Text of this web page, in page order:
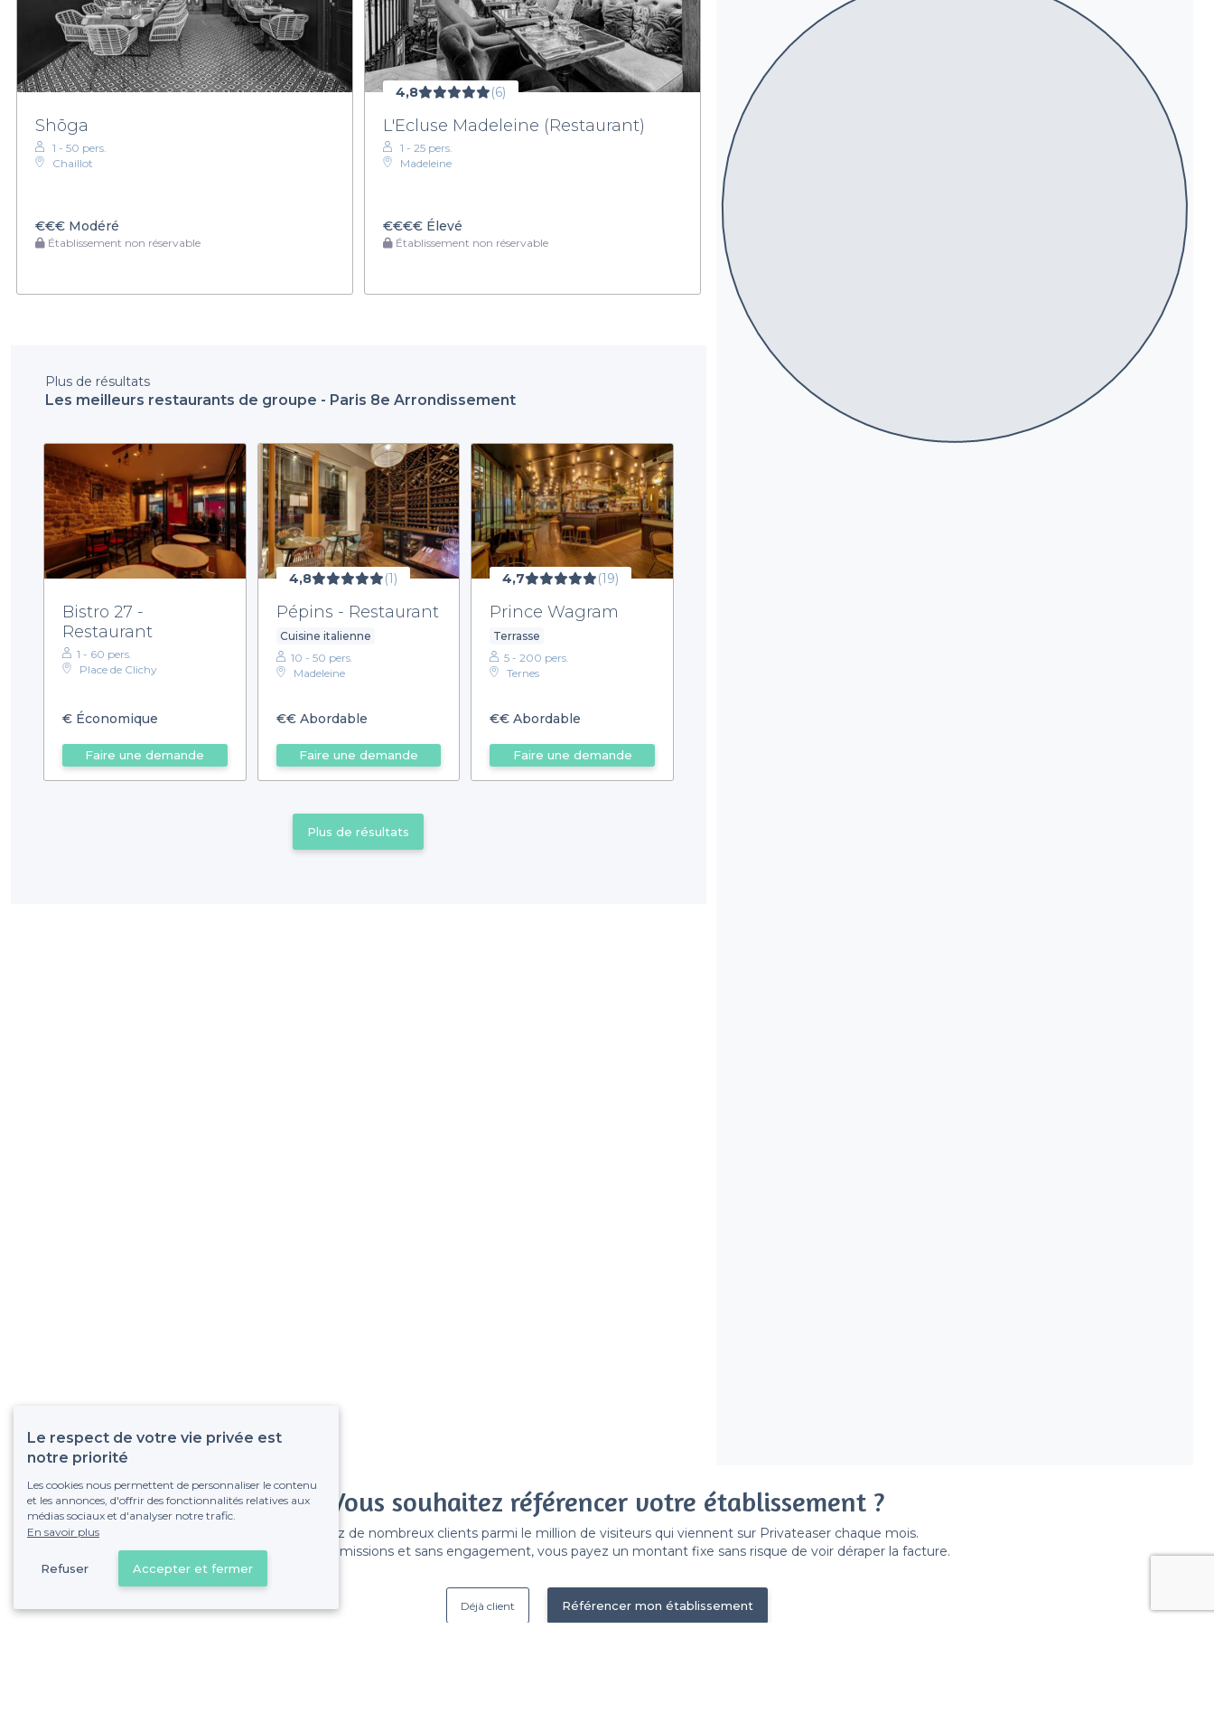
Shõga
1 - 50 pers.
Chaillot
€€€ Modéré
Établissement non réservable
4,8 (6)
L'Ecluse Madeleine (Restaurant)
1 - 25 pers.
Madeleine
€€€€Élevé
Établissement non réservable
Plus de résultats
Les meilleurs restaurants de groupe - Paris 8e Arrondissement
Bistro 27 -
Restaurant
1 - 60 pers.
Place de Clichy
€ Économique
Faire une demande
4,8 (1)
Pépins - Restaurant
Cuisine italienne
10 - 50 pers.
Madeleine
€€Abordable
Faire une demande
4,7 (19)
Prince Wagram
Terrasse
5 - 200 pers.
Ternes
€€ Abordable
Faire une demande
Plus de résultats
Vous souhaitez référencer votre établissement ?
Gagnez de nombreux clients parmi le million de visiteurs qui viennent sur Privateaser chaque mois.
Pas de commissions et sans engagement, vous payez un montant fixe sans risque de voir déraper la facture.
Référencer mon établissement
Déjà client
Le respect de votre vie privée est
notre priorité
Les cookies nous permettent de personnaliser le contenu
et les annonces, d'offrir des fonctionnalités relatives aux
médias sociaux et d'analyser notre trafic.
En savoir plus
Refuser Accepter et fermer